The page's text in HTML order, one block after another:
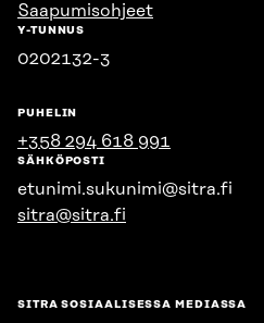
Saapumisohjeet
Y-TUNNUS
0202132-3
PUHELIN
+358 294 618 991
SÄHKÖPOSTI
etunimi.sukunimi@sitra.fi
sitra@sitra.fi
SITRA SOSIAALISESSA MEDIASSA